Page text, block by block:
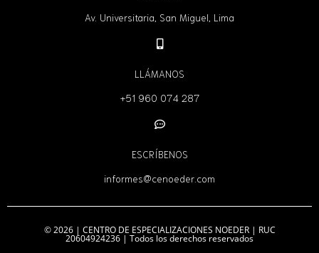
Av. Universitaria, San Miguel, Lima
LLÁMANOS
+51 960 074 287
ESCRÍBENOS
informes@cenoeder.com
© 2026 | CENTRO DE ESPECIALIZACIONES NOEDER | RUC
20604924236 | Todos los derechos reservados